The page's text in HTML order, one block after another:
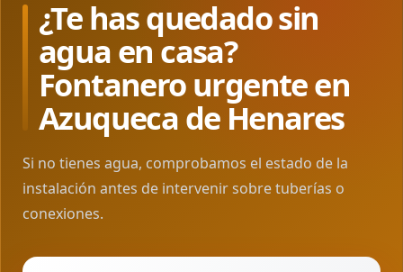
¿Te has quedado sin
agua en casa?
Fontanero urgente en
Azuqueca de Henares
Si no tienes agua, comprobamos el estado de la
instalación antes de intervenir sobre tuberías o
conexiones.